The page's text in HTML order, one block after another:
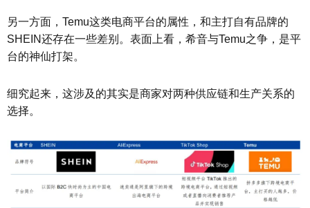
另一方面，Temu这类电商平台的属性，和主打自有品牌的
SHEIN还存在一些差别。表面上看，希音与Temu之争，是平
台的神仙打架。
细究起来，这涉及的其实是商家对两种供应链和生产关系的
选择。